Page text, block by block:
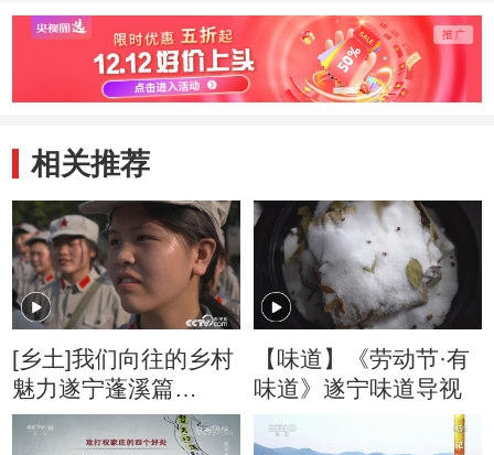
相关推荐
[乡土]我们向往的乡村
魅力遂宁蓬溪篇
20180810
【味道】《劳动节·有
味道》遂宁味道导视